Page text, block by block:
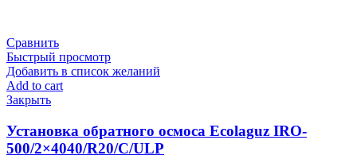
Сравнить
Быстрый просмотр
Добавить в список желаний
Add to cart
Закрыть
Установка обратного осмоса Ecolaguz IRO-
500/2×4040/R20/C/ULP